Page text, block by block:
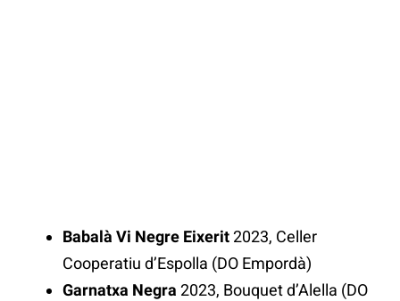
Babalà Vi Negre Eixerit2023, Celler
Cooperatiu d’Espolla (DO Empordà)
Garnatxa Negra 2023, Bouquet d’Alella (DO